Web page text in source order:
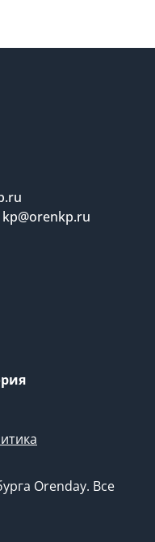
kp@orenkp.ru
Orenday. Все